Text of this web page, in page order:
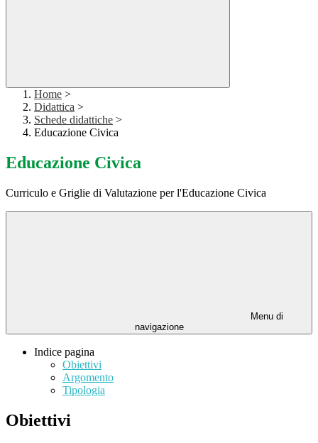
Home >
Didattica >
Schede didattiche >
Educazione Civica
Educazione Civica
Curriculo e Griglie di Valutazione per l'Educazione Civica
Menu di
navigazione
Indice pagina
Obiettivi
Argomento
Tipologia
Obiettivi